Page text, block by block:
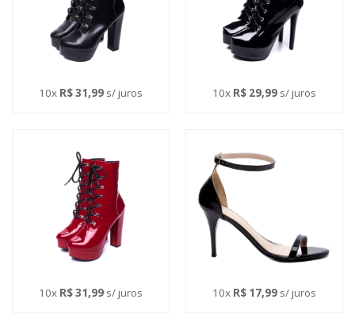
10x R$ 31,99s/ juros 10x R$ 29,99s/ juros
10x R$ 31,99s/ juros 10x R$ 17,99s/ juros